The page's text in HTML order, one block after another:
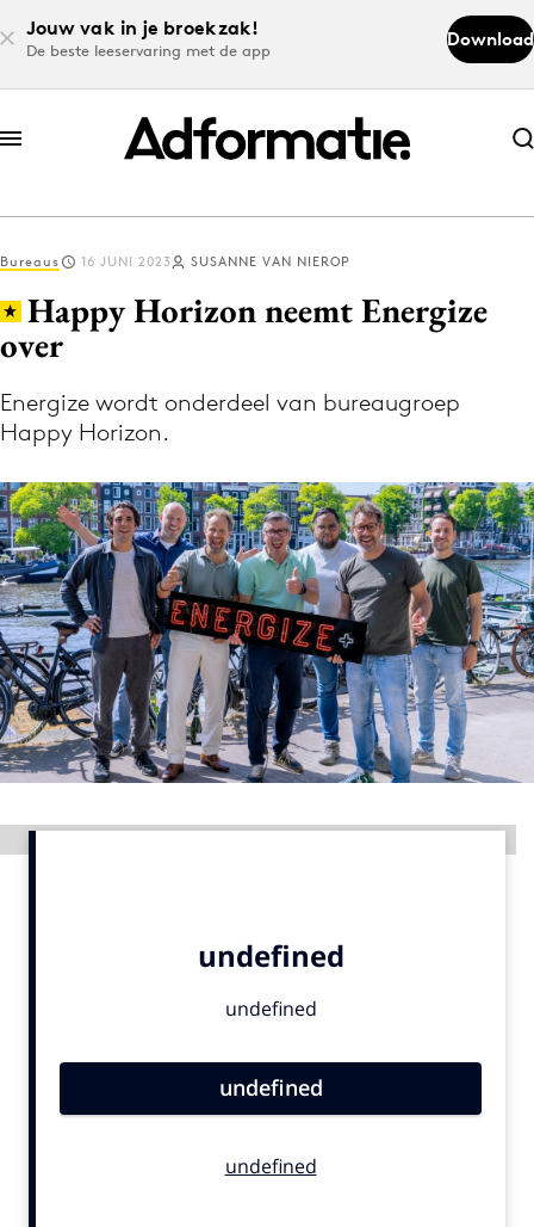
Jouw vak in je broekzak!
De beste leeservaring met de app
Download
Abonneer nu
Abonneer nu
Log in
Volg het laatste nieuws via de Adformatie
Menu
Home
9 sept: GenAI-training
12 nov: MarketingLive!
Adverteren
Events
Opleidingen
Artificial Intelligence
Bureaus 16 JUNI 2023 SUSANNE VAN NIEROP
Happy Horizon neemt Energize
over
Energize wordt onderdeel van bureaugroep
Happy Horizon.